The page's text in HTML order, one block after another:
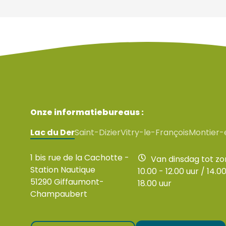
Onze informatiebureaus :
Lac du DerSaint-DizierVitry-le-François
1 bis rue de la Cachotte -
Station Nautique
51290 Giffaumont-
Champaubert
Van dinsdag tot
10.00 - 12.00 uur /
18.00 uur